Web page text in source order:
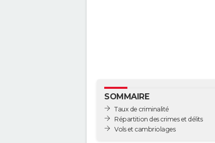
SOMMAIRE
Taux de criminalité
Répartition des crimes et délits
Vols et cambriolages